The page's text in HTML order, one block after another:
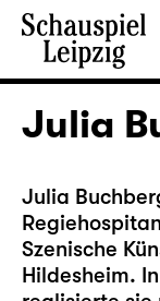
Julia
Julia
Szenische
Hildesheim.